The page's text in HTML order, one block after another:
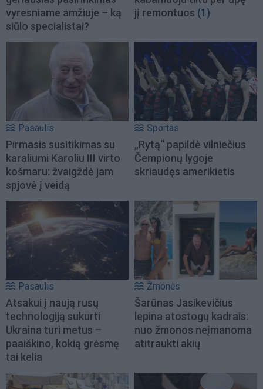
vyresniame amžiuje – ką
siūlo specialistai?
jį remontuos (1)
Pasaulis
Pirmasis susitikimas su
karaliumi Karoliu III virto
košmaru: žvaigždė jam
spjovė į veidą
Sportas
„Rytą“ papildė vilniečius
Čempionų lygoje
skriaudęs amerikietis
Pasaulis
Atsakui į naują rusų
technologiją sukurti
Ukraina turi metus –
paaiškino, kokią grėsmę
tai kelia
Žmonės
Šarūnas Jasikevičius
lepina atostogų kadrais:
nuo žmonos neįmanoma
atitraukti akių